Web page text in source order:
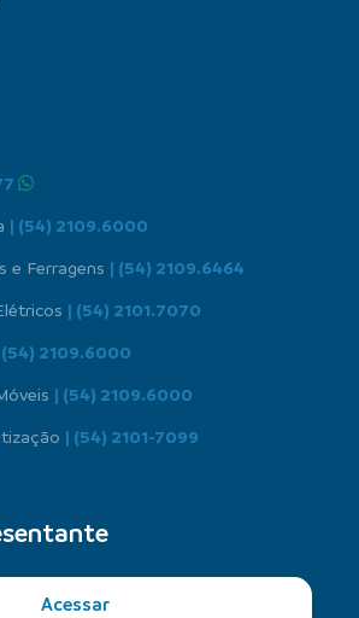
| (54) 2109.6000
e Ferragens | (54) 2109.6464
| (54) 2101.7070
(54) 2109.6000
| (54) 2109.6000
| (54) 2101-7099
Acessar